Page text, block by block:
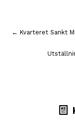
← Kvarteret Sankt